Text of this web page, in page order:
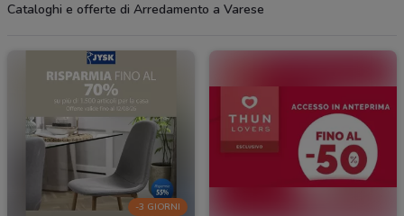
Cataloghi e offerte di Arredamento a Varese
-3 GIORNI